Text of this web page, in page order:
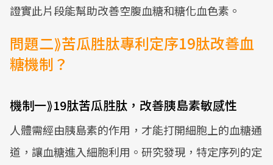
證實此片段能幫助改善空腹血糖和糖化血色素。
問題二⟫苦瓜胜肽專利定序19肽改善血
糖機制？
機制一⟫19肽苦瓜胜肽，改善胰島素敏感性
人體需經由胰島素的作用，才能打開細胞上的血糖通
道，讓血糖進入細胞利用。研究發現，特定序列的定